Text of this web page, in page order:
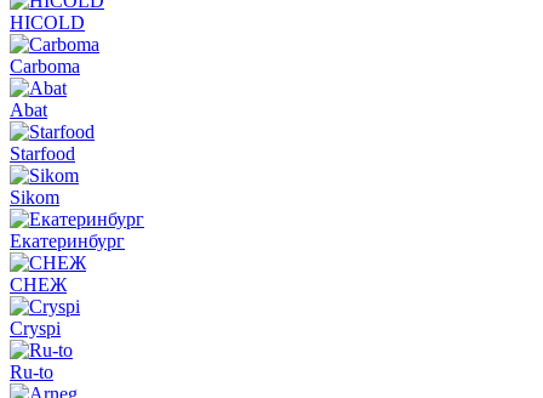
HICOLD
Carboma
Abat
Starfood
Sikom
Екатеринбург
СНЕЖ
Cryspi
Ru-to